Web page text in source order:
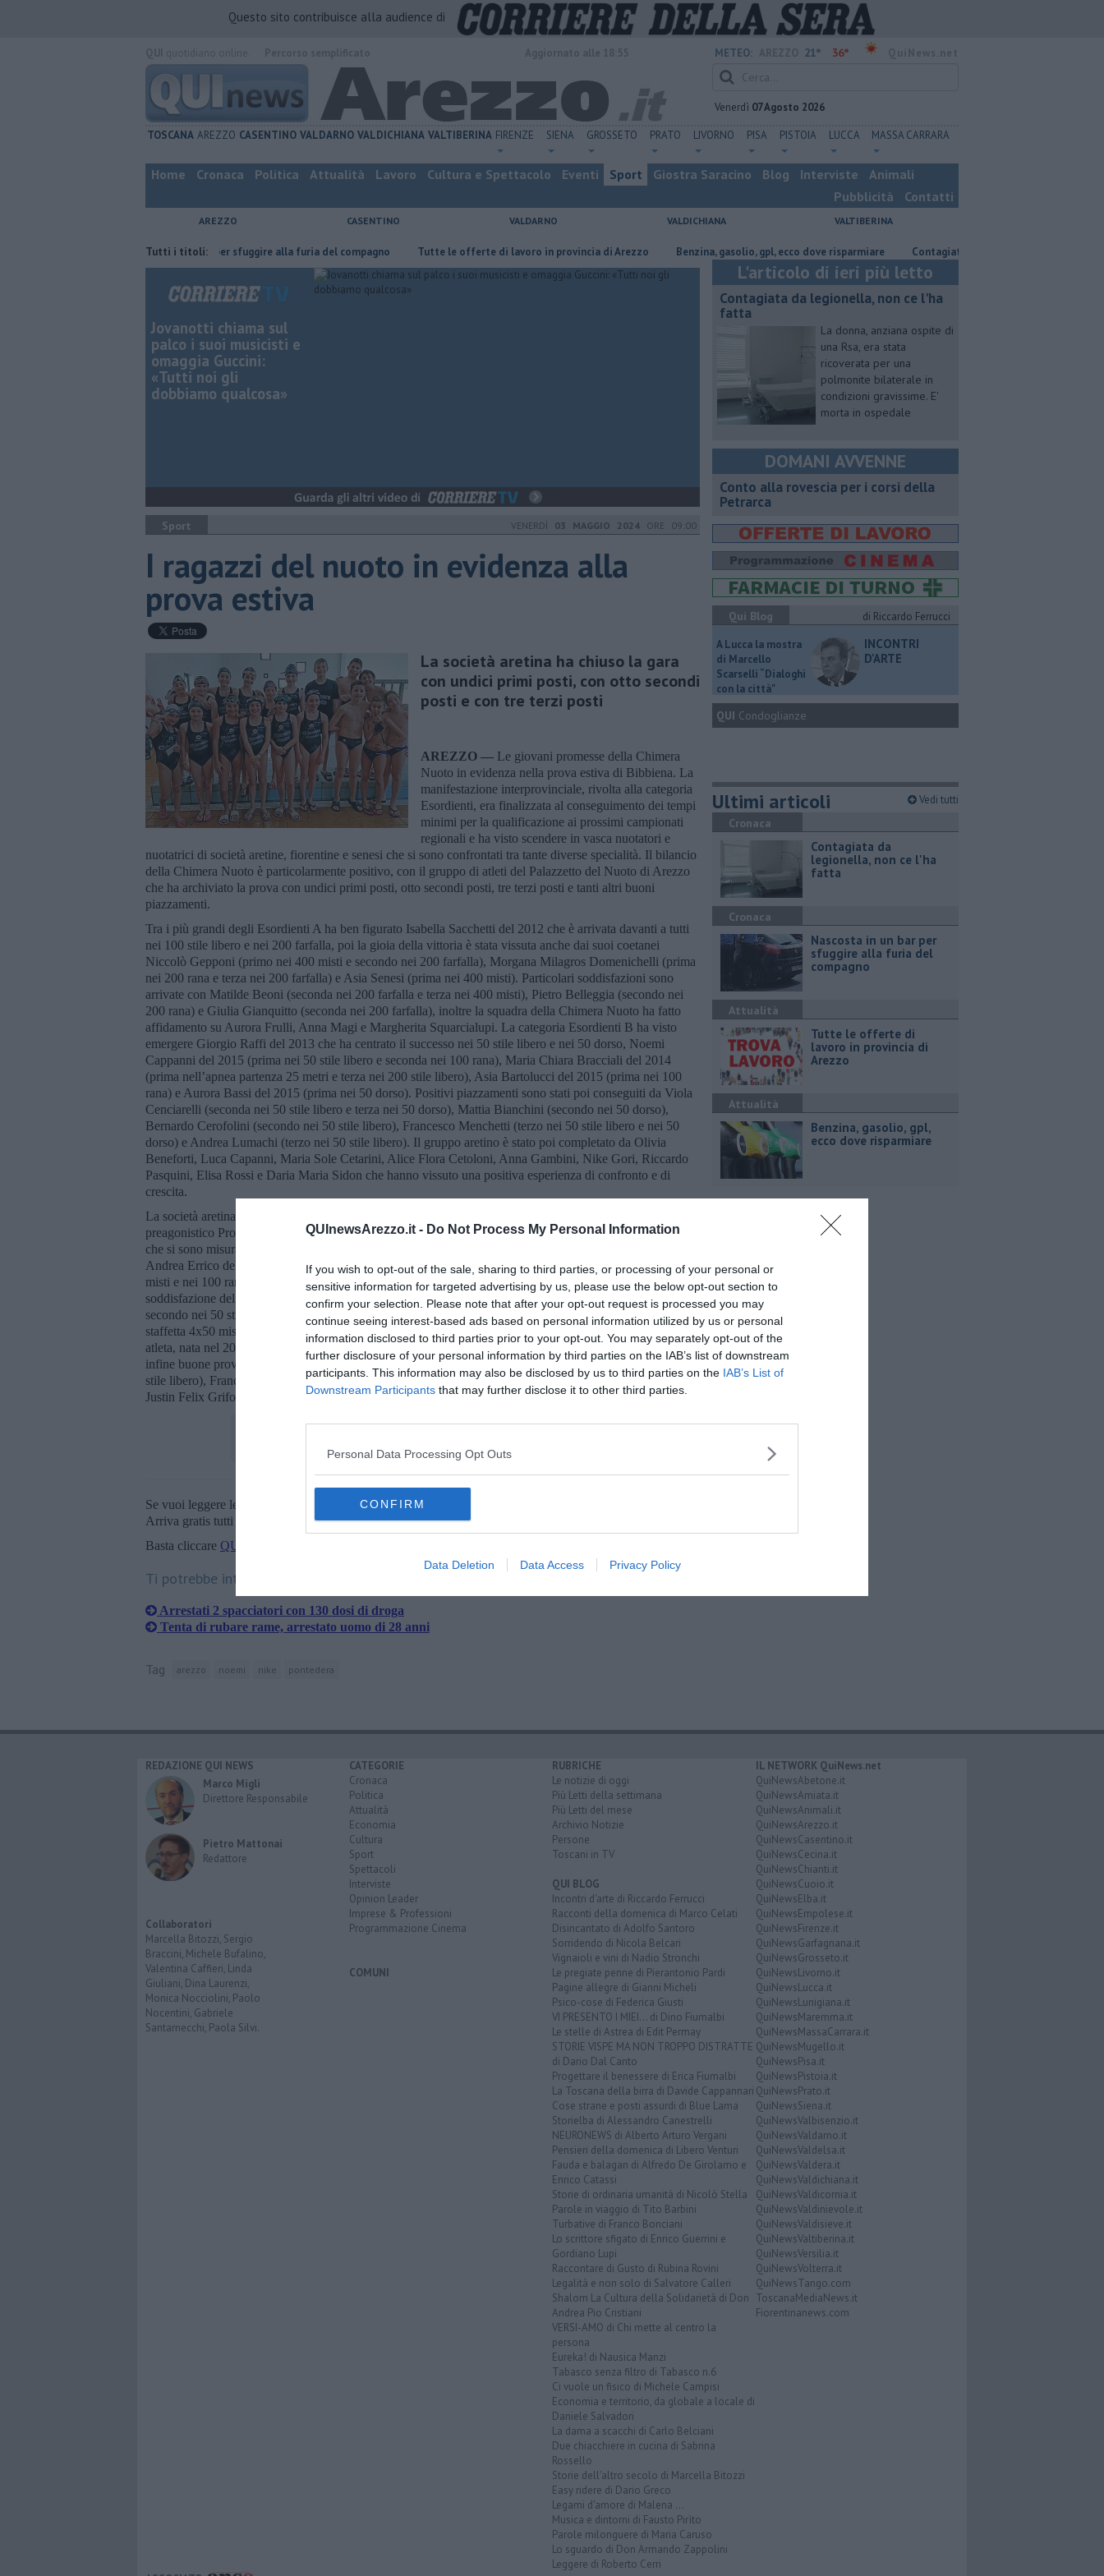
QUInewsArezzo.it - Do Not Process My Personal Information
If you wish to opt-out of the sale, sharing to third parties, or processing of your personal or
sensitive information for targeted advertising by us, please use the below opt-out section to
confirm your selection. Please note that after your opt-out request is processed you may
continue seeing interest-based ads based on personal information utilized by us or personal
information disclosed to third parties prior to your opt-out. You may separately opt-out of the
further disclosure of your personal information by third parties on the IAB’s list of downstream
participants. This information may also be disclosed by us to third parties on the IAB’s List of
Downstream Participants that may further disclose it to other third parties.
Personal Data Processing Opt Outs
CONFIRM
Data Deletion Data Access Privacy Policy
Questo sito contribuisce alla audience di
METEO: 21° 36°
Venerdì 07 Agosto 2026
TOSCANA AREZZO CASENTINO VALDARNO VALDICHIANA VALTIBERINA FIRENZE SIENA GROSSETO PRATO LIVORNO PISA PISTOIA LUCCA MASSA CARRARA
Home Cronaca Politica Attualità Lavoro Cultura e Spettacolo Eventi Sport Giostra Saracino Blog Interviste
Animali
Pubblicità
Contatti
AREZZO CASENTINO VALDARNO VALDICHIANA VALTIBERINA
Tutti i titoli:
Nascosta in un bar per sfuggire alla furia del compagno ​Tutte le offerte di lavoro in provincia di Arezzo ​Benzina, gasolio, gpl, ecco dove risparmiare Contagiata da legionella, non ce l'ha fatta
Jovanotti chiama sul
palco i suoi musicisti e
omaggia Guccini:
«Tutti noi gli
dobbiamo qualcosa»
Sport VENERDÌ 03 MAGGIO 2024 ORE 09:00
I ragazzi del nuoto in evidenza alla
prova estiva
La società aretina ha chiuso la gara
con undici primi posti, con otto secondi
posti e con tre terzi posti
AREZZO — Le giovani promesse della Chimera
Nuoto in evidenza nella prova estiva di Bibbiena. La
manifestazione interprovinciale, rivolta alla categoria
Esordienti, era finalizzata al conseguimento dei tempi
minimi per la qualificazione ai prossimi campionati
regionali e ha visto scendere in vasca nuotatori e
nuotatrici di società aretine, fiorentine e senesi che si sono confrontati tra tante diverse specialità. Il bilancio
della Chimera Nuoto è particolarmente positivo, con il gruppo di atleti del Palazzetto del Nuoto di Arezzo
che ha archiviato la prova con undici primi posti, otto secondi posti, tre terzi posti e tanti altri buoni
piazzamenti.
Tra i più grandi degli Esordienti A ha ben figurato Isabella Sacchetti del 2012 che è arrivata davanti a tutti
nei 100 stile libero e nei 200 farfalla, poi la gioia della vittoria è stata vissuta anche dai suoi coetanei
Niccolò Gepponi (primo nei 400 misti e secondo nei 200 farfalla), Morgana Milagros Domenichelli (prima
nei 200 rana e terza nei 200 farfalla) e Asia Senesi (prima nei 400 misti). Particolari soddisfazioni sono
arrivate con Matilde Beoni (seconda nei 200 farfalla e terza nei 400 misti), Pietro Belleggia (secondo nei
200 rana) e Giulia Gianquitto (seconda nei 200 farfalla), inoltre la squadra della Chimera Nuoto ha fatto
affidamento su Aurora Frulli, Anna Magi e Margherita Squarcialupi. La categoria Esordienti B ha visto
emergere Giorgio Raffi del 2013 che ha centrato il successo nei 50 stile libero e nei 50 dorso, Noemi
Cappanni del 2015 (prima nei 50 stile libero e seconda nei 100 rana), Maria Chiara Bracciali del 2014
(prima nell’apnea partenza 25 metri e terza nei 200 stile libero), Asia Bartolucci del 2015 (prima nei 100
rana) e Aurora Bassi del 2015 (prima nei 50 dorso). Positivi piazzamenti sono stati poi conseguiti da Viola
Cenciarelli (seconda nei 50 stile libero e terza nei 50 dorso), Mattia Bianchini (secondo nei 50 dorso),
Bernardo Cerofolini (secondo nei 50 stile libero), Francesco Menchetti (terzo nei 50 stile libero e nei 50
dorso) e Andrea Lumachi (terzo nei 50 stile libero). Il gruppo aretino è stato poi completato da Olivia
Beneforti, Luca Capanni, Maria Sole Cetarini, Alice Flora Cetoloni, Anna Gambini, Nike Gori, Riccardo
Pasquini, Elisa Rossi e Daria Maria Sidon che hanno vissuto una positiva esperienza di confronto e di
crescita.
La società aretina, nel frattempo, ha gareggiato a Pontedera nella quarta prova del campionato
preagonistico Propaganda con undici atleti allenati da Adriano Pacifici e accompagnati da Mattia Esposito
che si sono misurati con coetanei di tutta la Toscana. In questo contesto sono emersi con due vittorie a testa
Andrea Errico del 2006 (primo nei 50 dorso e nei 50 stile libero), Chiara Farsetti del 2006 (prima nei 100
misti e nei 100 rana) e Riccardo Maurizi del 2009 (primo nei 100 misti e nei 50 stile libero), poi la
soddisfazione del successo è stata vissuta da Francesco Fantacchiotti del 2006 (primo nei 100 misti e
secondo nei 50 stile libero), Leonardo Betti del 2009 (primo nei 50 dorso e terzo nei 50 stile libero) e dalla
staffetta 4x50 mista Seniores con Errico, Farsetti, Fantacchiotti e Valentina Magnanensi. Quest’ultima
atleta, nata nel 2012, ha registrato anche un secondo posto nei 100 rana e un terzo posto nei 50 dorso,
infine buone prove sono state registrate da Marco Morlando del 2008 (secondo nei 100 misti e terzo nei 50
stile libero), Francesco Romolini del 2007 (secondo nei 50 dorso e terzo nei 100 rana), Lucrezia Bivignani,
Justin Felix Grifoni e Stefano Tassini.
Se vuoi leggere le notizie principali della Toscana iscriviti alla
Arriva gratis tutti i giorni alle 20:00 direttamente nella tua casella di posta.
Basta cliccare QUI
Ti potrebbe interessare anche:
​Arrestati 2 spacciatori con 130 dosi di droga
Tenta di rubare rame, arrestato uomo di 28 anni
Tag arezzo noemi nike pontedera
L'articolo di ieri più letto
Contagiata da legionella, non ce l'ha
fatta
La donna, anziana ospite di
una Rsa, era stata
ricoverata per una
polmonite bilaterale in
condizioni gravissime. E'
morta in ospedale
DOMANI AVVENNE
​Conto alla rovescia per i corsi della
Petrarca
Qui Blog
di Riccardo Ferrucci
A Lucca la mostra
di Marcello
Scarselli “Dialoghi
con la città"
INCONTRI
D'ARTE
QUI Condoglianze
Ultimi articoli Vedi tutti
Cronaca
Contagiata da
legionella, non ce l'ha
fatta
Cronaca
Nascosta in un bar per
sfuggire alla furia del
compagno
Attualità
​Tutte le offerte di
lavoro in provincia di
Arezzo
Attualità
​Benzina, gasolio, gpl,
ecco dove risparmiare
REDAZIONE QUI NEWS
Marco Migli
Direttore Responsabile
Pietro Mattonai
Redattore
Collaboratori
Marcella Bitozzi, Sergio
Braccini, Michele Bufalino,
Valentina Caffieri, Linda
Giuliani, Dina Laurenzi,
Monica Nocciolini, Paolo
Nocentini, Gabriele
Santarnecchi, Paola Silvi.
CATEGORIE
Cronaca
Politica
Attualità
Economia
Cultura
Sport
Spettacoli
Interviste
Opinion Leader
Imprese & Professioni
Programmazione Cinema
COMUNI
RUBRICHE
Le notizie di oggi
Più Letti della settimana
Più Letti del mese
Archivio Notizie
Persone
Toscani in TV
QUI BLOG
Incontri d'arte di Riccardo Ferrucci
Racconti della domenica di Marco Celati
Disincantato di Adolfo Santoro
Sorridendo di Nicola Belcari
Vignaioli e vini di Nadio Stronchi
Le pregiate penne di Pierantonio Pardi
Pagine allegre di Gianni Micheli
Psico-cose di Federica Giusti
VI PRESENTO I MIEI... di Dino Fiumalbi
Le stelle di Astrea di Edit Permay
STORIE VISPE MA NON TROPPO DISTRATTE
di Dario Dal Canto
Progettare il benessere di Erica Fiumalbi
La Toscana della birra di Davide Cappannari
Cose strane e posti assurdi di Blue Lama
Storielba di Alessandro Canestrelli
NEURONEWS di Alberto Arturo Vergani
Pensieri della domenica di Libero Venturi
Fauda e balagan di Alfredo De Girolamo e
Enrico Catassi
Storie di ordinaria umanità di Nicolò Stella
Parole in viaggio di Tito Barbini
Turbative di Franco Bonciani
Lo scrittore sfigato di Enrico Guerrini e
Gordiano Lupi
Raccontare di Gusto di Rubina Rovini
Legalità e non solo di Salvatore Calleri
Shalom La Cultura della Solidarietà di Don
Andrea Pio Cristiani
VERSI-AMO di Chi mette al centro la
persona
Eureka! di Nausica Manzi
Tabasco senza filtro di Tabasco n.6
Ci vuole un fisico di Michele Campisi
Economia e territorio, da globale a locale di
Daniele Salvadori
La dama a scacchi di Carlo Belciani
Due chiacchiere in cucina di Sabrina
Rossello
Storie dell'altro secolo di Marcella Bitozzi
Easy ridere di Dario Greco
Legami d'amore di Malena ...
Musica e dintorni di Fausto Pirìto
Parole milonguere di Maria Caruso
Lo sguardo di Don Armando Zappolini
Leggere di Roberto Cerri
IL NETWORK QuiNews.net
QuiNewsAbetone.it
QuiNewsAmiata.it
QuiNewsAnimali.it
QuiNewsArezzo.it
QuiNewsCasentino.it
QuiNewsCecina.it
QuiNewsChianti.it
QuiNewsCuoio.it
QuiNewsElba.it
QuiNewsEmpolese.it
QuiNewsFirenze.it
QuiNewsGarfagnana.it
QuiNewsGrosseto.it
QuiNewsLivorno.it
QuiNewsLucca.it
QuiNewsLunigiana.it
QuiNewsMaremma.it
QuiNewsMassaCarrara.it
QuiNewsMugello.it
QuiNewsPisa.it
QuiNewsPistoia.it
QuiNewsPrato.it
QuiNewsSiena.it
QuiNewsValbisenzio.it
QuiNewsValdarno.it
QuiNewsValdelsa.it
QuiNewsValdera.it
QuiNewsValdichiana.it
QuiNewsValdicornia.it
QuiNewsValdinievole.it
QuiNewsValdisieve.it
QuiNewsValtiberina.it
QuiNewsVersilia.it
QuiNewsVolterra.it
QuiNewsTango.com
ToscanaMediaNews.it
Fiorentinanews.com